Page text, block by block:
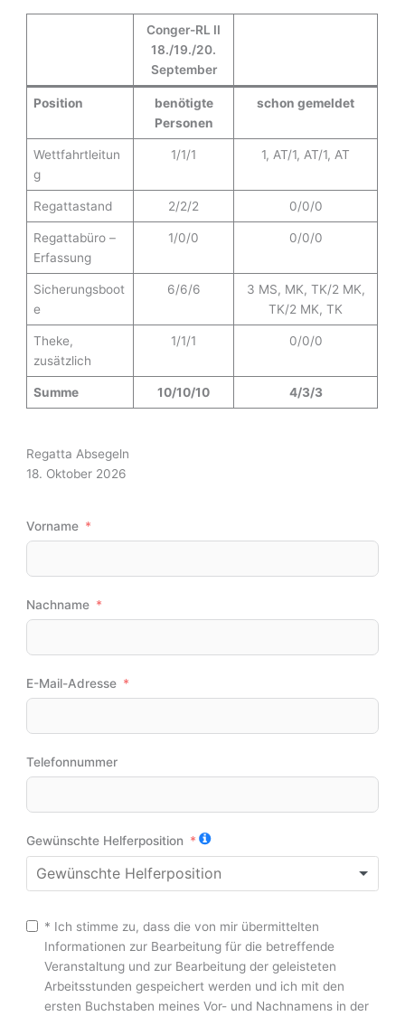
e
a
e
Conger-RL II
18./19./20.
September
Position
benötigte
Personen
schon gemeldet
Wettfahrtleitun
g
1/1/1 1, AT/1, AT/1, AT
Regattastand 2/2/2 0/0/0
Regattabüro –
Erfassung
1/0/0 0/0/0
Sicherungsboot
e
6/6/6
3 MS, MK, TK/2 MK,
TK/2 MK, TK
Theke,
zusätzlich
1/1/1 0/0/0
Summe 10/10/10 4/3/3
Regatta Absegeln
18. Oktober 2026
Vorname
Nachname
E-Mail-Adresse
Telefonnummer
Gewünschte Helferposition
* Ich stimme zu, dass die von mir übermittelten
Informationen zur Bearbeitung für die betreffende
Veranstaltung und zur Bearbeitung der geleisteten
Arbeitsstunden gespeichert werden und ich mit den
ersten Buchstaben meines Vor- und Nachnamens in der